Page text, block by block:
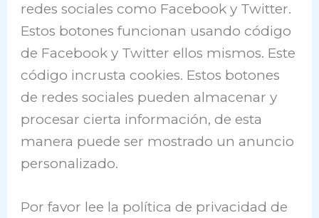
redes sociales como Facebook y Twitter.
Estos botones funcionan usando código
de Facebook y Twitter ellos mismos. Este
código incrusta cookies. Estos botones
de redes sociales pueden almacenar y
procesar cierta información, de esta
manera puede ser mostrado un anuncio
personalizado.
Por favor lee la política de privacidad de